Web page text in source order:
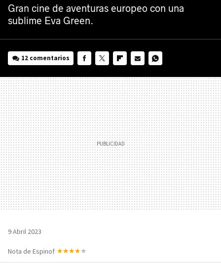
Gran cine de aventuras europeo con una
sublime Eva Green.
12 comentarios
MAIL
9 Abril 2023
Nota de Espinof